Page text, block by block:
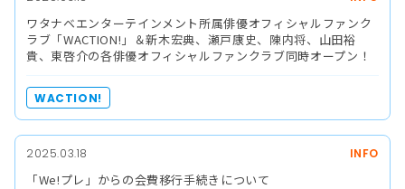
ワタナベエンターテインメント所属俳優オフィシャルファンク
ラブ「WACTION!」＆新木宏典、瀬戸康史、陳内将、山田裕
貴、東啓介の各俳優オフィシャルファンクラブ同時オープン！
WACTION!
INFO
2025.03.18
「We!プレ」からの会費移行手続きについて